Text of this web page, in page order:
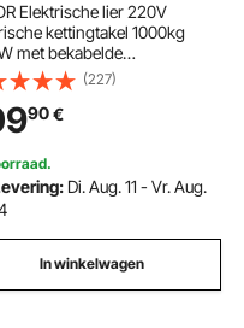
Elektrische lier 220V
kettingtakel 1000kg
met bekabelde
1,4m elektrische
werkplaats, garage,
industrie, heffen van
lasten
(227)
90€
Di. Aug. 11 - Vr. Aug.
In winkelwagen